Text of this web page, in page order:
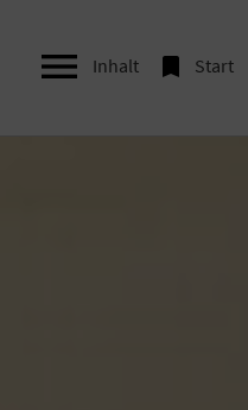
 Inhalt  Start